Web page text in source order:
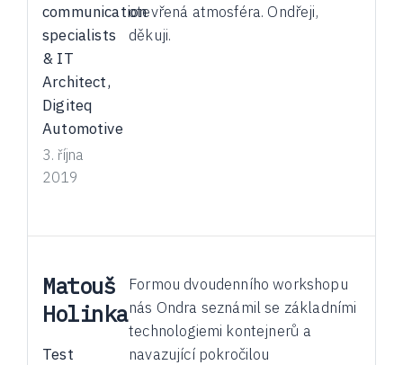
communication
specialists
& IT
Architect,
Digiteq
Automotive
3. října
2019
otevřená atmosféra. Ondřeji,
děkuji.
Matouš
Holinka
Test
Formou dvoudenního workshopu
nás Ondra seznámil se základními
technologiemi kontejnerů a
navazující pokročilou